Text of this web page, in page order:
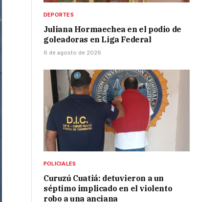
DEPORTES
Juliana Hormaechea en el podio de
goleadoras en Liga Federal
6 de agosto de 2026
POLICIALES
Curuzú Cuatiá: detuvieron a un
séptimo implicado en el violento
robo a una anciana